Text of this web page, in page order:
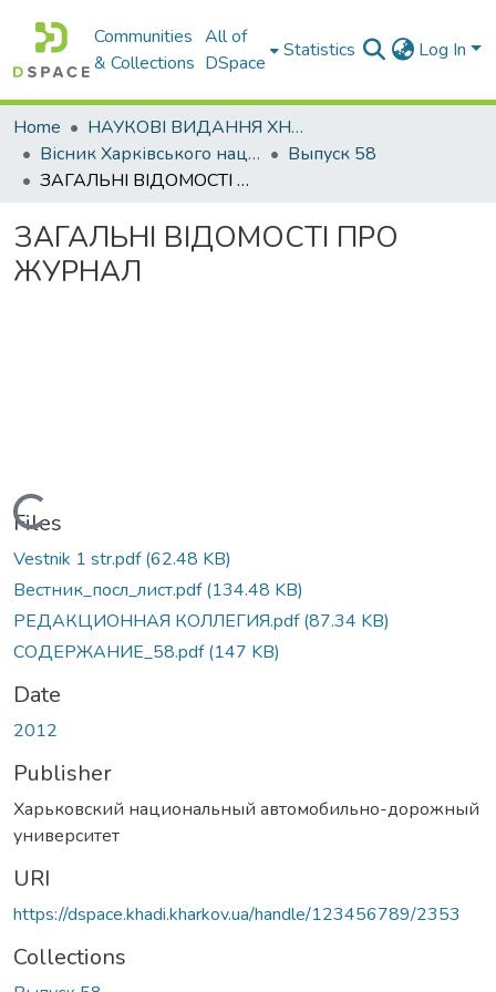
Communities
& Collections
All of
DSpace
Statistics Log In
Home
НАУКОВІ ВИДАННЯ ХНАДУ
Вісник Харківського національного автомобільно-дорожнього університету / Вестник Харьковского национального автомобильно-дорожного университета
Выпуск 58
ЗАГАЛЬНІ ВІДОМОСТІ ПРО ЖУРНАЛ
ЗАГАЛЬНІ ВІДОМОСТІ ПРО
ЖУРНАЛ
Loading...
Files
Vestnik 1 str.pdf(62.48 KB)
Вестник_посл_лист.pdf(134.48 KB)
РЕДАКЦИОННАЯ КОЛЛЕГИЯ.pdf(87.34 KB)
СОДЕРЖАНИЕ_58.pdf(147 KB)
Date
2012
Publisher
Харьковский национальный автомобильно-дорожный
университет
URI
https://dspace.khadi.kharkov.ua/handle/123456789/2353
Collections